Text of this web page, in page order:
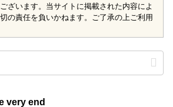
ざいます。当サイトに掲載された内容によ
の責任を負いかねます。ご了承の上ご利用
very end